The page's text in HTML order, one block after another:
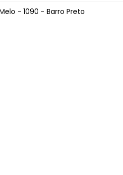
- 1090 - Barro Preto